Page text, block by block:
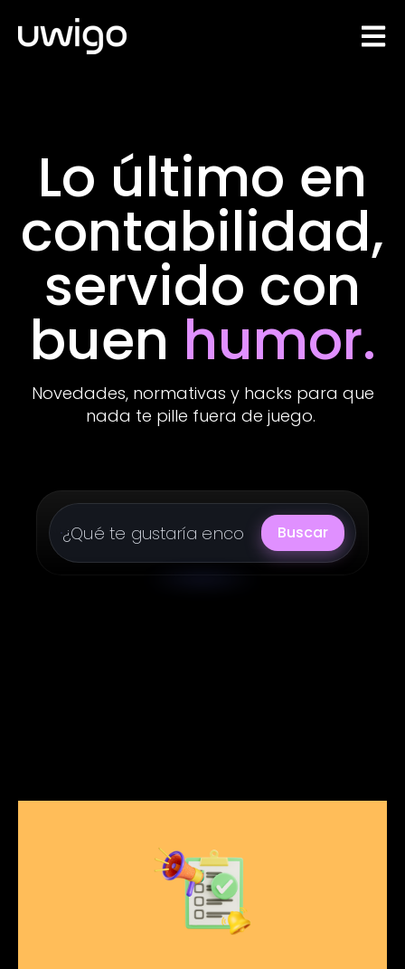
Lo último en
contabilidad,
servido con
buen humor.
Novedades, normativas y hacks para que
nada te pille fuera de juego.
Buscar